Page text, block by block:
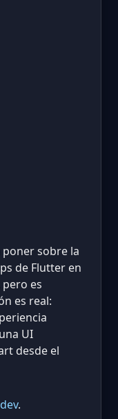
sobre la
de Flutter en
pero es
es real:
UI
desde el
.